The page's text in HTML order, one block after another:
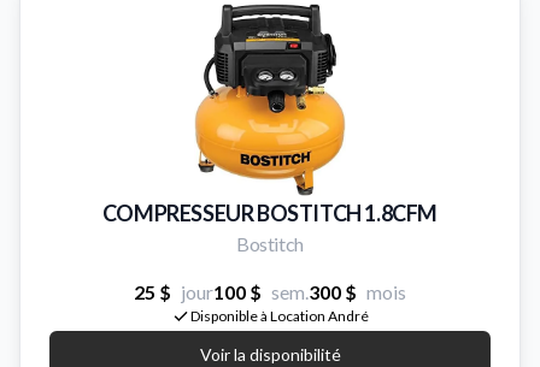
COMPRESSEUR BOSTITCH 1.8CFM
Bostitch
25 $ jour100 $ sem.300 $ mois
Disponible à Location André
Voir la disponibilité